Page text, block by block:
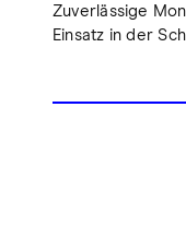
Zuverlässige
Einsatz in der